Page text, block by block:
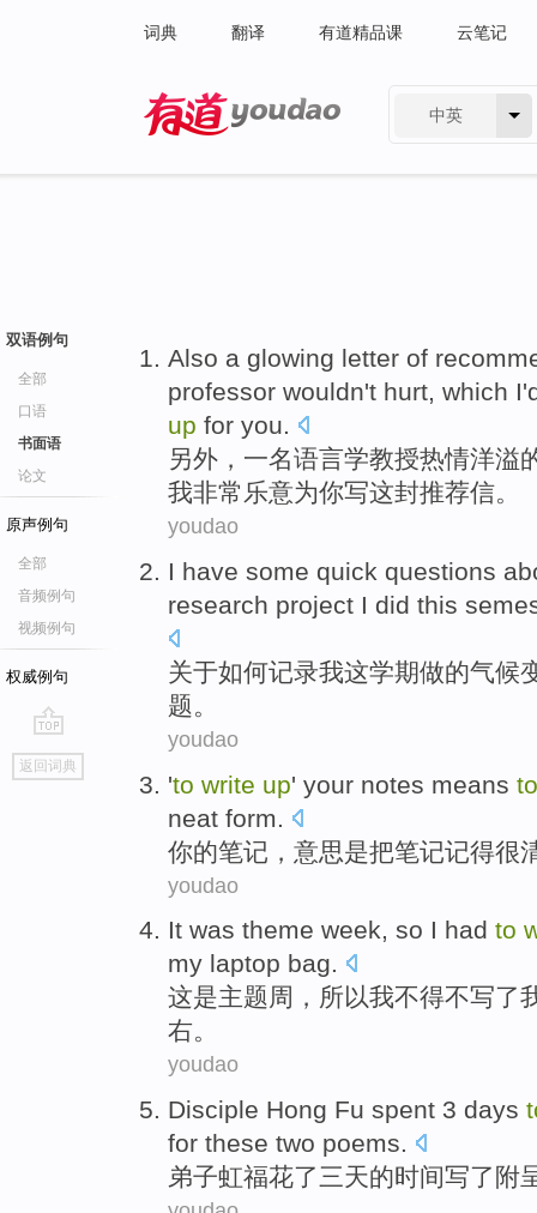
词典 翻译 有道精品课 云笔记
中英
双语例句
全部
口语
书面语
论文
原声例句
全部
音频例句
视频例句
权威例句
go
top
返回词典
Also a glowing letter of
professor wouldn't hurt, which I
up for you.
另外 ， 一名语言学教授热情洋溢
我非常 乐意为你写这封推荐信。
youdao
I have some quick questions
research project I did this
关于如何记录我这学期做的气候
题。
youdao
'to write up' your notes means to
neat form.
你的笔记 ， 意思是把笔记记得很
youdao
It was theme week, so I had to
my laptop bag.
这是主题周 ， 所以我不得不写了
右。
youdao
Disciple Hong Fu spent 3 days
for these two poems.
弟子虹福花了三天的时间写了 附